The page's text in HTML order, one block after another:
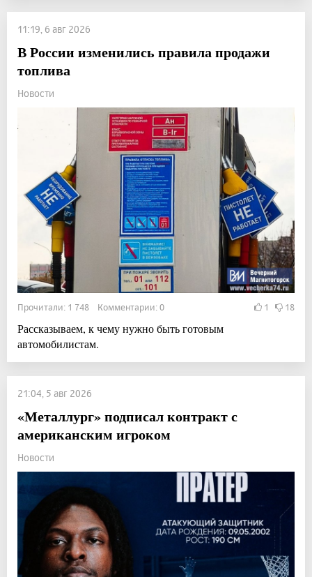
11:19, 6 авг 2026
В России изменились правила продажи
топлива
Новости
Прочитали: 1 748 Комментарии: 0 1 18
Рассказываем, к чему нужно быть готовым
автомобилистам.
21:04, 5 авг 2026
«Металлург» подписал контракт с
американским игроком
Новости